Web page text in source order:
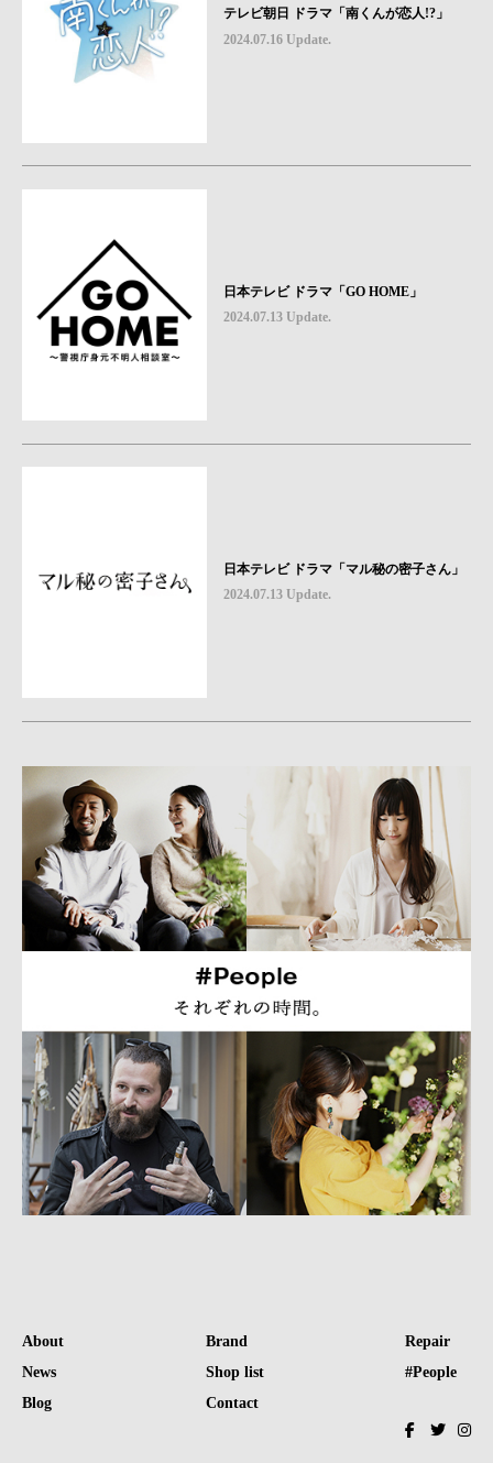
テレビ朝日 ドラマ「南くんが恋人!?」
2024.07.16 Update.
日本テレビ ドラマ「GO HOME」
2024.07.13 Update.
日本テレビ ドラマ「マル秘の密子さん」
2024.07.13 Update.
About
News
Blog
Brand
Shop list
Contact
Repair
#People